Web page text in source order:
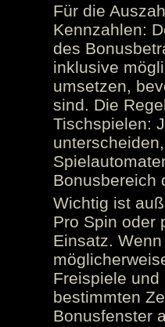
Für die
Kennzahlen:
des
inklusive
umsetzen,
sind. Die
Tischspielen:
Bonusbereich
Wichtig ist
Pro Spin oder
Einsatz.
Freispiele
bestimmten
Bonusfenster